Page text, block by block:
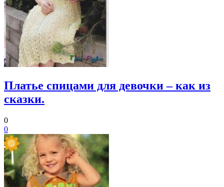
Платье спицами для девочки – как из
сказки.
0
0